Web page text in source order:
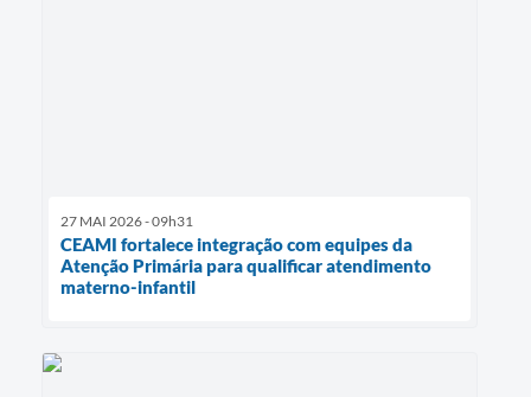
27 MAI 2026 - 09h31
CEAMI fortalece integração com equipes da
Atenção Primária para qualificar atendimento
materno-infantil